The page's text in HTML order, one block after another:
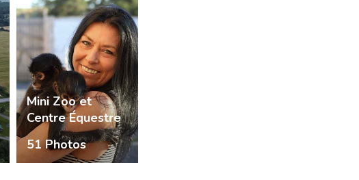
Mini Zoo et
Centre Équestre
51 Photos